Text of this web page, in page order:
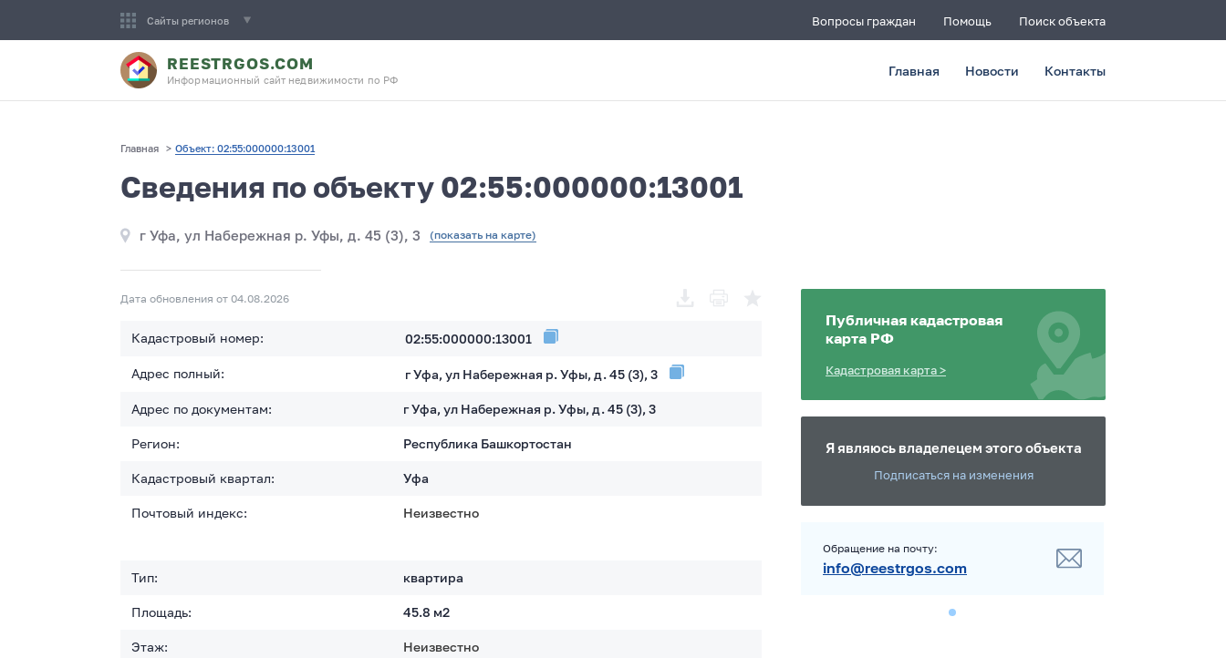
Сайты регионов Вопросы граждан Помощь Поиск объекта
REESTRGOS.COM
Информационный сайт недвижимости по РФ
Главная Новости Контакты
Главная > Объект: 02:55:000000:13001
Сведения по объекту 02:55:000000:13001
г Уфа, ул Набережная р. Уфы, д. 45 (3), 3 (показать на карте)
Дата обновления от 04.08.2026
Кадастровый номер: 02:55:000000:13001
Адрес полный: г Уфа, ул Набережная р. Уфы, д. 45 (3), 3
Адрес по документам: г Уфа, ул Набережная р. Уфы, д. 45 (3), 3
Регион: Республика Башкортостан
Кадастровый квартал: Уфа
Почтовый индекс: Неизвестно
Тип: квартира
Площадь: 45.8 м2
Этаж: Неизвестно
Публичная кадастровая
карта РФ
Кадастровая карта>
Я являюсь владелецем этого объекта
Подписаться на изменения
Обращение на почту:
info@reestrgos.com